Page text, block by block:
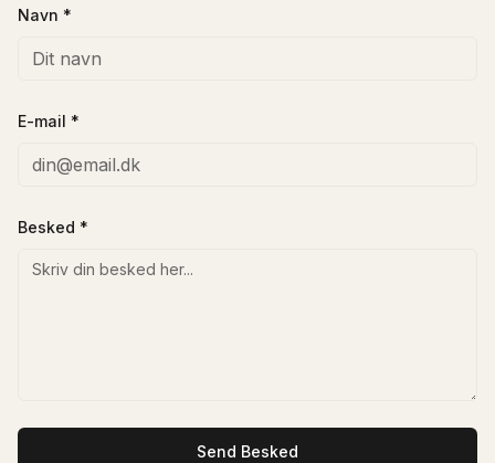
Navn *
E-mail *
Besked *
Send Besked